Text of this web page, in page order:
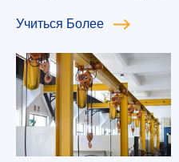
вертикально,
наклонно.
Учиться Более